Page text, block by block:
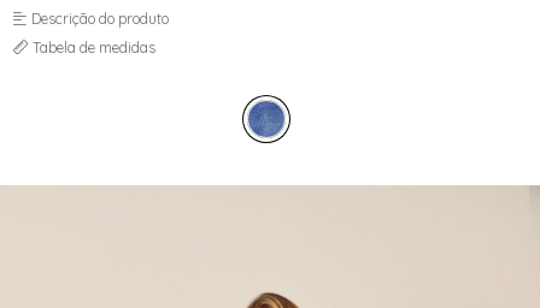
MOM
PANTACOURT
RETA
SAIA
SKINNY
WIDE LEG
Descrição do produto
Tabela de medidas